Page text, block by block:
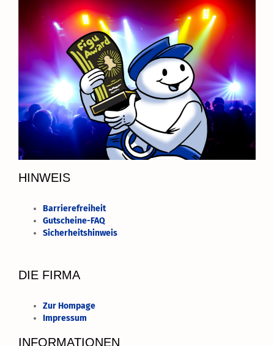
HINWEIS
Barrierefreiheit
Gutscheine-FAQ
Sicherheitshinweis
DIE FIRMA
Zur Hompage
Impressum
INFORMATIONEN